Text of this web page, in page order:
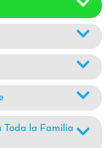
Toda la Familia